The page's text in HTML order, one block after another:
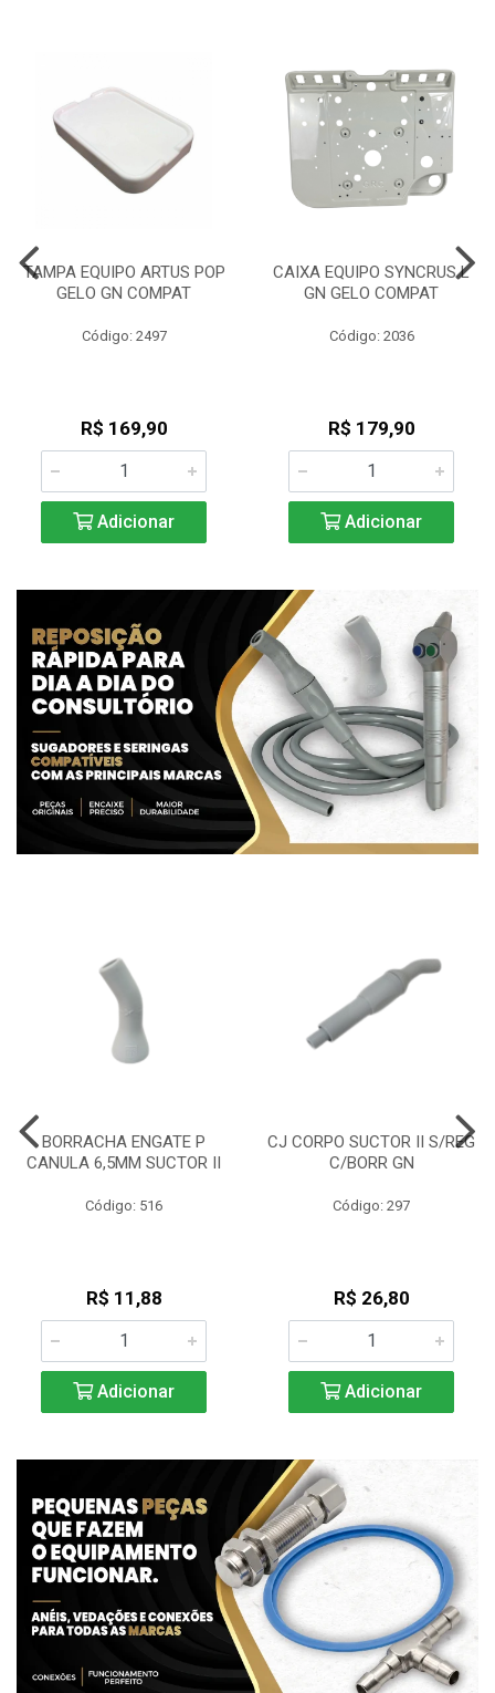
TAMPA EQUIPO ARTUS POP
GELO GN COMPAT
Código: 2497
R$ 169,90
Adicionar
CAIXA EQUIPO SYNCRUS L
GN GELO COMPAT
Código: 2036
R$ 179,90
Adicionar
BORRACHA ENGATE P
CANULA 6,5MM SUCTOR II
Código: 516
R$ 11,88
Adicionar
CJ CORPO SUCTOR II S/REG
C/BORR GN
Código: 297
R$ 26,80
Adicionar